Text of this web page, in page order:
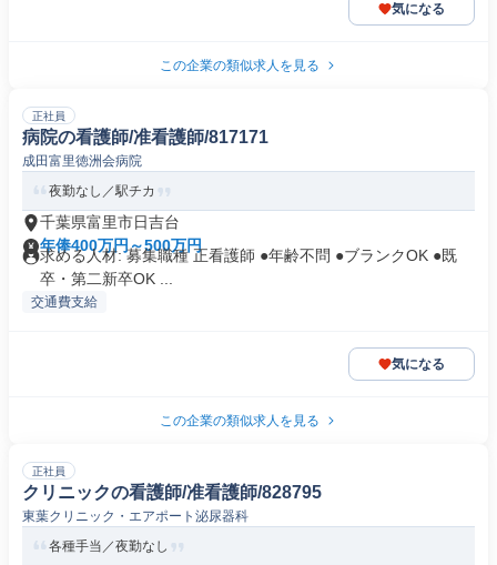
気になる
この企業の類似求人を見る
正社員
病院の看護師/准看護師/817171
成田富里徳洲会病院
夜勤なし／駅チカ
千葉県富里市日吉台
年俸400万円～500万円
求める人材: 募集職種 正看護師 ●年齢不問 ●ブランクOK ●既
卒・第二新卒OK ...
交通費支給
気になる
この企業の類似求人を見る
正社員
クリニックの看護師/准看護師/828795
東葉クリニック・エアポート泌尿器科
各種手当／夜勤なし